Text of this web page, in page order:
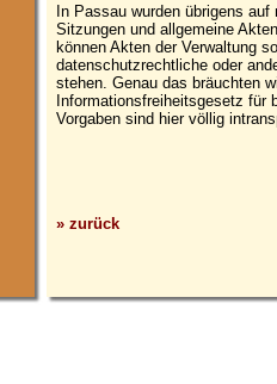
In Passau wurden übrigens
Sitzungen und allgemeine
können Akten der Verwaltung
datenschutzrechtliche oder
stehen. Genau das bräuchten
Informationsfreiheitsgesetz für
Vorgaben sind hier völlig
» zurück